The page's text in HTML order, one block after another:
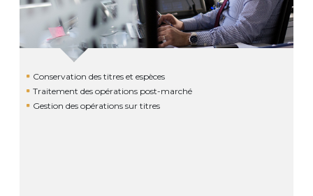
Conservation des titres et espèces
Traitement des opérations post-marché
Gestion des opérations sur titres